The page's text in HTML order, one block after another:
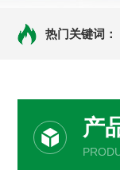
热门关键词：
产